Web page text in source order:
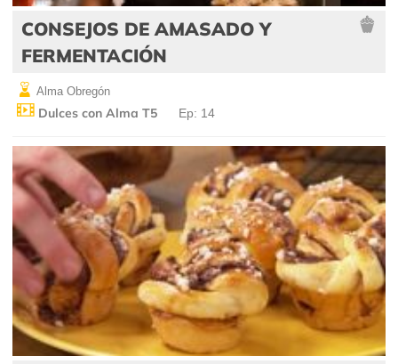
CONSEJOS DE AMASADO Y
FERMENTACIÓN
Alma Obregón
Dulces con Alma T5 Ep: 14